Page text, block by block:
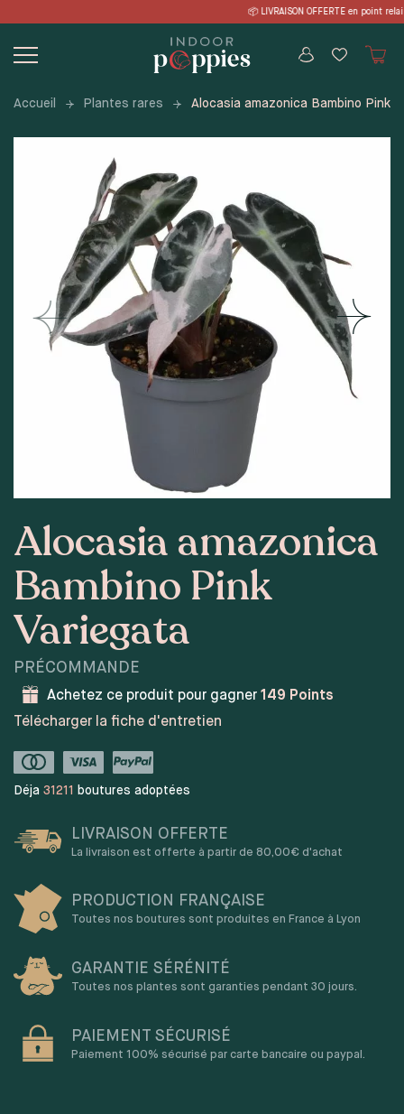
content
OFFERTE en point
Accueil Plantes rares Alocasia amazonica Bambino Pink
Alocasia amazonica
Bambino Pink
Variegata
PRÉCOMMANDE
Achetez ce produit pour gagner 149 Points
Télécharger la fiche d'entretien
Déja 31211 boutures adoptées
LIVRAISON OFFERTE
La livraison est offerte à partir de 80,00€ d'achat
PRODUCTION FRANÇAISE
Toutes nos boutures sont produites en France à Lyon
GARANTIE SÉRÉNITÉ
Toutes nos plantes sont garanties pendant 30 jours.
PAIEMENT SÉCURISÉ
Paiement 100% sécurisé par carte bancaire ou paypal.